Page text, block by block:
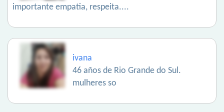
importante empatia, respeita....
ivana
46 años de Rio Grande do Sul.
mulheres so